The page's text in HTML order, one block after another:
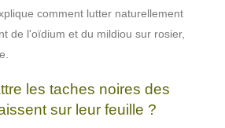
comment lutter naturellement
de l'oïdium et du mildiou sur rosier,
les taches noires des
sur leur feuille ?